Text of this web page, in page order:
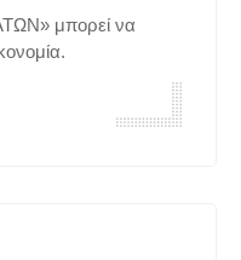
μπορεί να